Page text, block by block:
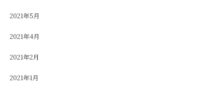
2021年5月
2021年4月
2021年2月
2021年1月